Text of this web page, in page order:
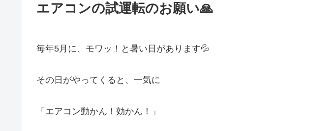
エアコンの試運転のお願い🙏
毎年5月に、モワッ！と暑い日があります💦
その日がやってくると、一気に
「エアコン動かん！効かん！」